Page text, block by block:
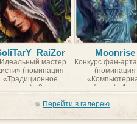
мастер
(номинация
«Традиционное
- 2 место
Moonrise
Конкурс фан-
(номинация
графика») - 1
Перейти в галерею